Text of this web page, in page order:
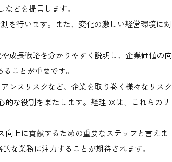
どを提言します。
を行います。また、変化の激しい経営環境に対
成長戦略を分かりやすく説明し、企業価値の向
ことが重要です。
ンスリスクなど、企業を取り巻く様々なリスク
な役割を果たします。経理DXは、これらのリ
上に貢献するための重要なステップと言えま
な業務に注力することが期待されます。